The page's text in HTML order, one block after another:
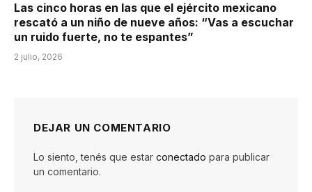
Las cinco horas en las que el ejército mexicano
rescató a un niño de nueve años: “Vas a escuchar
un ruido fuerte, no te espantes”
2 julio, 2026
DEJAR UN COMENTARIO
Lo siento, tenés que estar conectado para publicar
un comentario.